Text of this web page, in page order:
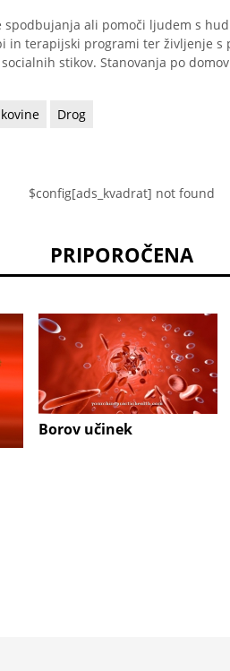
spodbujanja ali pomoči ljudem s
in terapijski programi ter življenje s
stikov. Stanovanja po
Drog
$config[ads_kvadrat] not found
PRIPOROČENA
Borov učinek